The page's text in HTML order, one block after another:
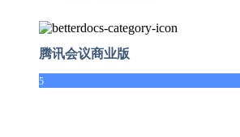
腾讯会议商业版
5